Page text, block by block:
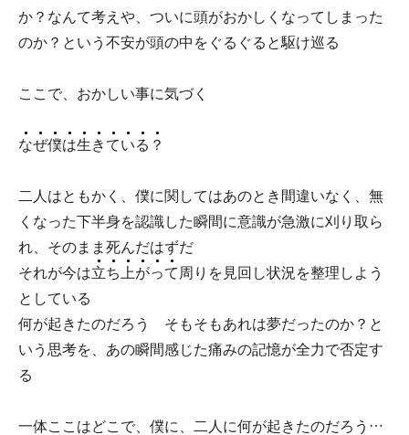
か？なんて考えや、ついに頭がおかしくなってしまった
のか？という不安が頭の中をぐるぐると駆け巡る
ここで、おかしい事に気づく
なぜ僕は生き ている ？
二人はともかく、僕に関してはあのとき間違いなく、無
くなった下半身を認識した瞬間に意識が急激に刈り取ら
れ、そのまま死んだはずだ
それが今は立ち 上がって 周りを見回し状況を整理しよう
としている
何が起きたのだろう そもそもあれは夢だったのか？と
いう思考を、あの瞬間感じた痛みの記憶が全力で否定す
る
一体ここはどこで、僕に、二人に何が起きたのだろう…